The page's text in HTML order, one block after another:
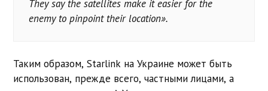
They say the satellites make it easier for the
enemy to pinpoint their location».
Таким образом, Starlink на Украине может быть
использован, прежде всего, частными лицами, а